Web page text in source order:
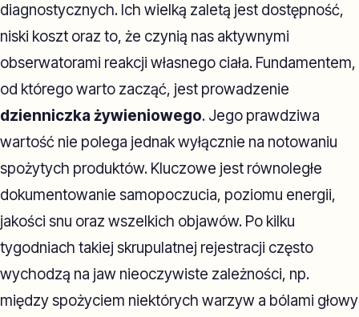
diagnostycznych. Ich wielką zaletą jest dostępność,
niski koszt oraz to, że czynią nas aktywnymi
obserwatorami reakcji własnego ciała. Fundamentem,
od którego warto zacząć, jest prowadzenie
dzienniczka żywieniowego. Jego prawdziwa
wartość nie polega jednak wyłącznie na notowaniu
spożytych produktów. Kluczowe jest równoległe
dokumentowanie samopoczucia, poziomu energii,
jakości snu oraz wszelkich objawów. Po kilku
tygodniach takiej skrupulatnej rejestracji często
wychodzą na jaw nieoczywiste zależności, np.
między spożyciem niektórych warzyw a bólami głowy